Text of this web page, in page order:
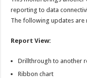
reporting to data
The following updates are
Report View:
Drillthrough to another
Ribbon chart